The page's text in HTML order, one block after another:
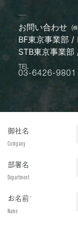
お問い合わせ
BF東京事業部 /
STB東京事業
TEL
03-6426-9801
御社名
Company
部署名
Department
お名前*
Name